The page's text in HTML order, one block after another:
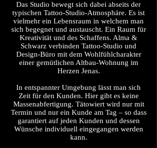
Das Studio bewegt sich dabei abseits der
typischen Tattoo-Studio-Atmosphäre. Es ist
vielmehr ein Lebensraum in welchem man
sich begegnet und austauscht. Ein Raum für
Kreativität und des Schaffens. Alma &
Schwarz verbinden Tattoo-Studio und
Design-Büro mit dem Wohlfühlcharakter
einer gemütlichen Altbau-Wohnung im
Herzen Jenas.
In entspannter Umgebung lässt man sich
Zeit für den Kunden. Hier gibt es keine
Massenabfertigung. Tätowiert wird nur mit
Termin und nur ein Kunde am Tag – so dass
garantiert auf jeden Kunden und dessen
Wünsche individuell eingegangen werden
kann.